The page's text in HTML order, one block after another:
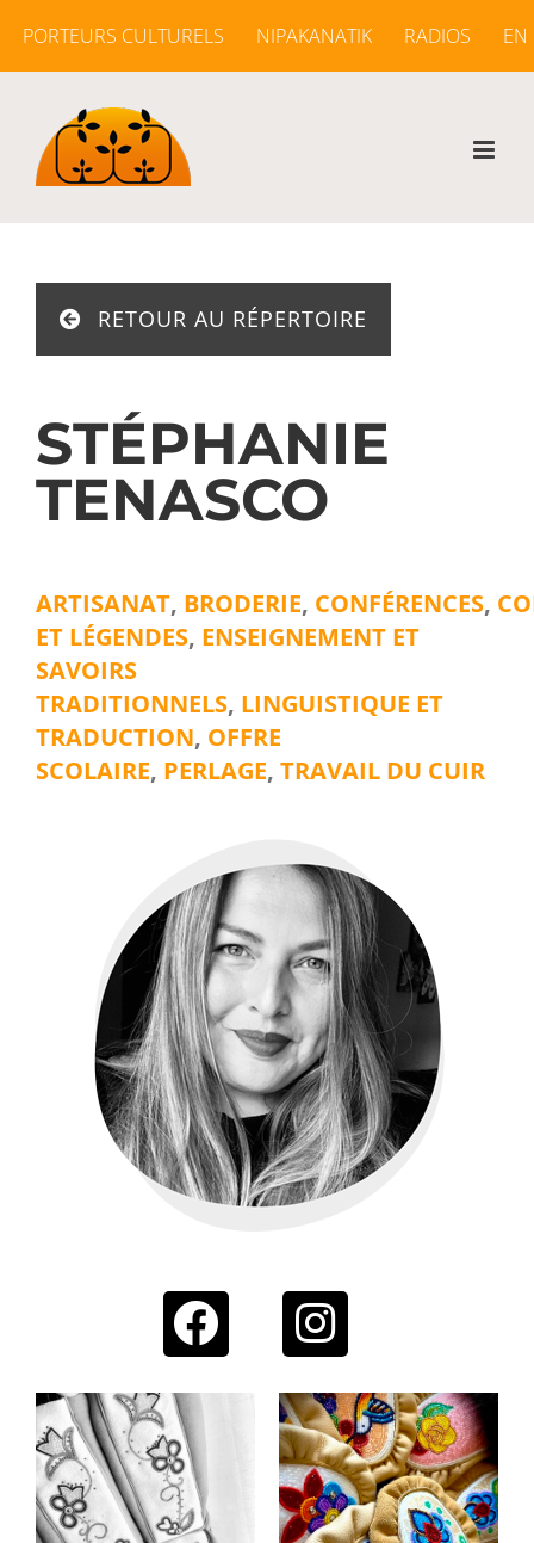
au
contenu
PORTEURS CULTURELS NIPAKANATIK RADIOS EN
RETOUR AU RÉPERTOIRE
STÉPHANIE
TENASCO
ARTISANAT, BRODERIE, CONFÉRENCES,
ET LÉGENDES, ENSEIGNEMENT ET
SAVOIRS
TRADITIONNELS, LINGUISTIQUE ET
TRADUCTION, OFFRE
SCOLAIRE, PERLAGE, TRAVAIL DU CUIR